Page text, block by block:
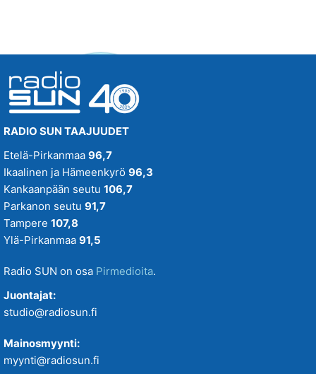
RADIO SUN TAAJUUDET
Etelä-Pirkanmaa 96,7
Ikaalinen ja Hämeenkyrö 96,3
Kankaanpään seutu 106,7
Parkanon seutu 91,7
Tampere 107,8
Ylä-Pirkanmaa 91,5
Radio SUN on osa Pirmedioita.
Juontajat:
studio@radiosun.fi
Mainosmyynti:
myynti@radiosun.fi